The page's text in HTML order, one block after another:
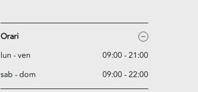
Orari
lun - ven
09:00 - 21:00
sab - dom
09:00 - 22:00